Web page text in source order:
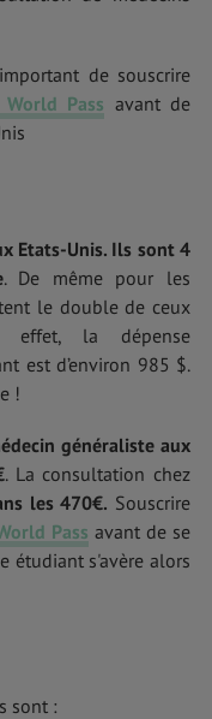
de souscrire
World Pass avant de
Etats-Unis. Ils sont 4
. De même pour les
le double de ceux
effet, la dépense
est d’environ 985 $.
!
généraliste aux
. La consultation chez
les 470€. Souscrire
Pass avant de se
étudiant s'avère alors
sont :